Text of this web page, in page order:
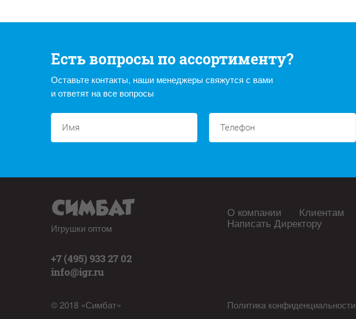
Есть вопросы по ассортименту?
Оставьте контакты, наши менеджеры свяжутся с вами
и ответят на все вопросы
Игрушки оптом
+7 (495) 933 27 02
info@igr.ru
© 2018 «Симбат»
О компании Клиентам
Написать Директору
Политика конфиденциальности